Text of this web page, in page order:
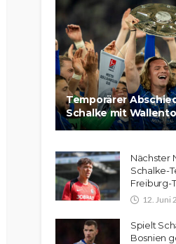
Temporärer
Schalke mit
Nächster
Schalke-
Freiburg-
12. Juni
Spielt
Bosnien